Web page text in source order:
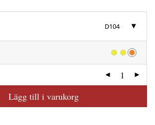
D104
Lägg till i varukorg